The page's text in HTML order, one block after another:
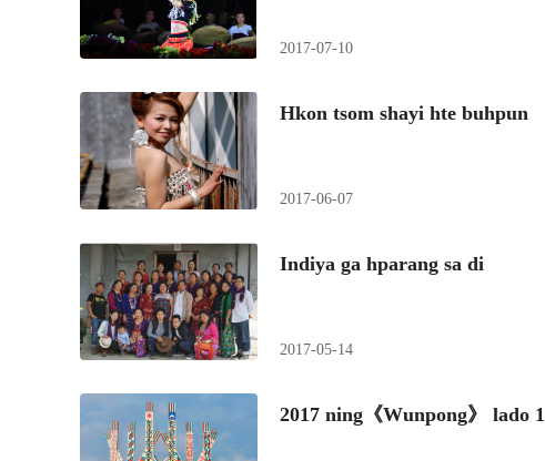
2017-07-10
Hkon tsom shayi hte buhpun
2017-06-07
Indiya ga hparang sa di
2017-05-14
2017 ning《Wunpong》 lado 1